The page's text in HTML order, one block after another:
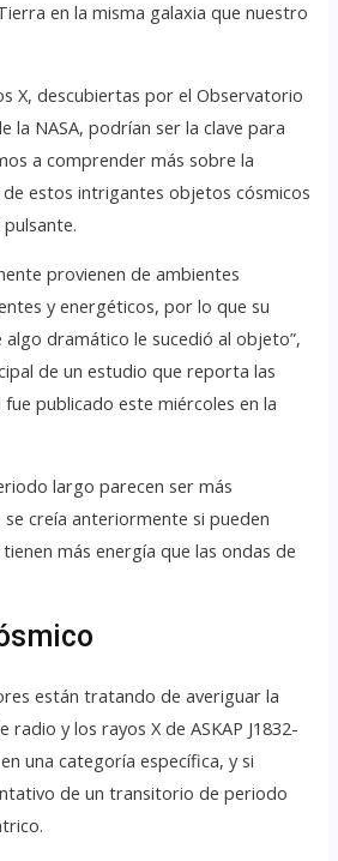
en la misma galaxia que nuestro
X, descubiertas por el Observatorio
la NASA, podrían ser la clave para
a comprender más sobre la
estos intrigantes objetos cósmicos
provienen de ambientes
y energéticos, por lo que su
algo dramático le sucedió al objeto”,
de un estudio que reporta las
publicado este miércoles en la
largo parecen ser más
creía anteriormente si pueden
más energía que las ondas de
están tratando de averiguar la
radio y los rayos X de ASKAP J1832-
una categoría específica, y si
de un transitorio de periodo